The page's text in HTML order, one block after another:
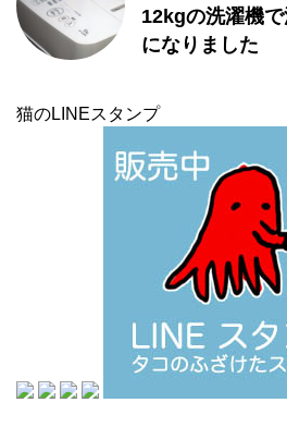
12kgの洗濯機
になりました
猫のLINEスタンプ